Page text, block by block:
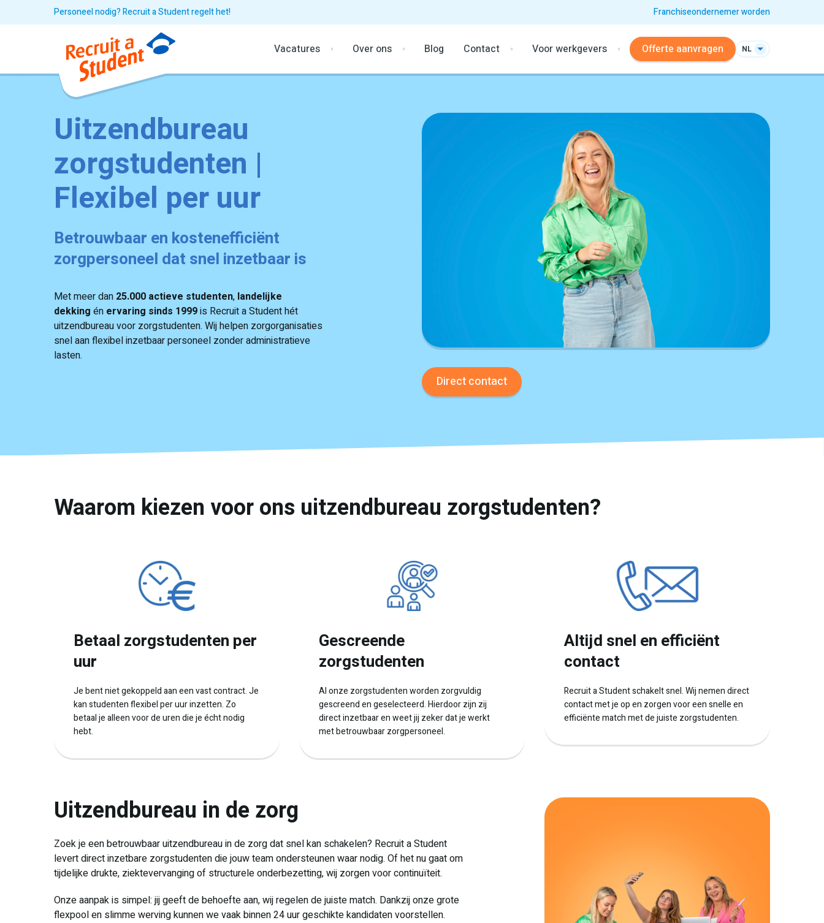
Personeel nodig? Recruit a Student regelt het! Franchiseondernemer worden
Vacatures Over ons Blog Contact Voor werkgevers Offerte aanvragen NL
Uitzendbureau
zorgstudenten |
Flexibel per uur
Betrouwbaar en kostenefficiënt
zorgpersoneel dat snel inzetbaar is
Met meer dan 25.000 actieve studenten, landelijke
dekking én ervaring sinds 1999is Recruit a Student hét
uitzendbureau voor zorgstudenten. Wij helpen zorgorganisaties
snel aan flexibel inzetbaar personeel zonder administratieve
lasten.
Direct contact
Waarom kiezen voor ons uitzendbureau zorgstudenten?
Betaal zorgstudenten per
uur
Je bent niet gekoppeld aan een vast contract. Je
kan studenten flexibel per uur inzetten. Zo
betaal je alleen voor de uren die je écht nodig
hebt.
Gescreende
zorgstudenten
Al onze zorgstudenten worden zorgvuldig
gescreend en geselecteerd. Hierdoor zijn zij
direct inzetbaar en weet jij zeker dat je werkt
met betrouwbaar zorgpersoneel.
Altijd snel en efficiënt
contact
Recruit a Student schakelt snel. Wij nemen direct
contact met je op en zorgen voor een snelle en
efficiënte match met de juiste zorgstudenten.
Uitzendbureau in de zorg
Zoek je een betrouwbaar uitzendbureau in de zorg dat snel kan schakelen? Recruit a Student
levert direct inzetbare zorgstudenten die jouw team ondersteunen waar nodig. Of het nu gaat om
tijdelijke drukte, ziektevervanging of structurele onderbezetting, wij zorgen voor continuïteit.
Onze aanpak is simpel: jij geeft de behoefte aan, wij regelen de juiste match. Dankzij onze grote
flexpool en slimme werving kunnen we vaak binnen 24 uur geschikte kandidaten voorstellen.